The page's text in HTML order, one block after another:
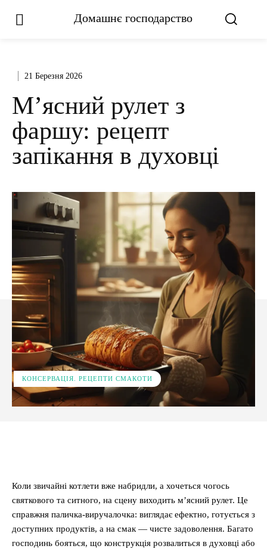
Домашнє господарство
21 Березня 2026
М’ясний рулет з
фаршу: рецепт
запікання в духовці
КОНСЕРВАЦІЯ. РЕЦЕПТИ СМАКОТИ
Коли звичайні котлети вже набридли, а хочеться чогось
святкового та ситного, на сцену виходить м’ясний рулет. Це
справжня паличка-виручалочка: виглядає ефектно, готується з
доступних продуктів, а на смак — чисте задоволення. Багато
господинь бояться, що конструкція розвалиться в духовці або